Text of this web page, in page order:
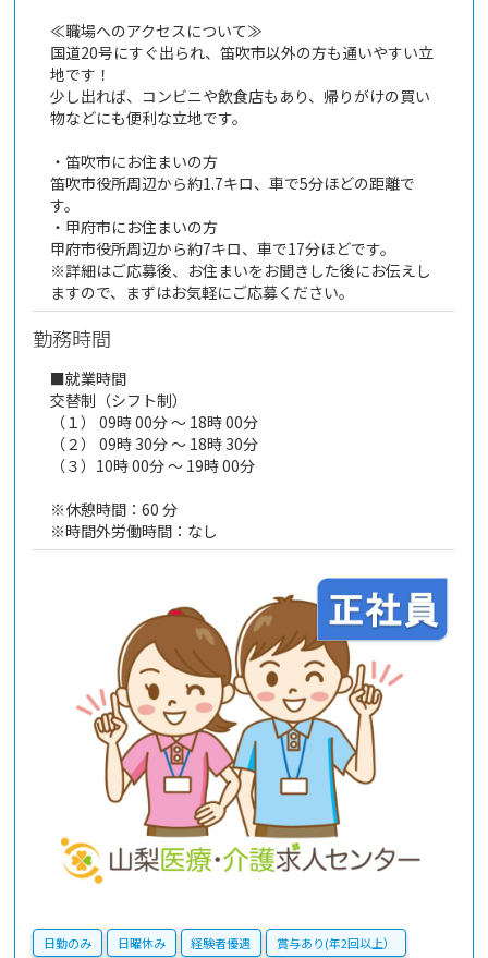
≪職場へのアクセスについて≫
国道20号にすぐ出られ、笛吹市以外の方も通いやすい立
地です！
少し出れば、コンビニや飲食店もあり、帰りがけの買い
物などにも便利な立地です。
・笛吹市にお住まいの方
笛吹市役所周辺から約1.7キロ、車で5分ほどの距離で
す。
・甲府市にお住まいの方
甲府市役所周辺から約7キロ、車で17分ほどです。
※詳細はご応募後、お住まいをお聞きした後にお伝えし
ますので、まずはお気軽にご応募ください。
勤務時間
■就業時間
交替制（シフト制）
（１） 09時 00分 ～ 18時 00分
（２） 09時 30分 ～ 18時 30分
（３）10時 00分 ～ 19時 00分
※休憩時間：60 分
※時間外労働時間：なし
日勤のみ 日曜休み 経験者優遇 賞与あり(年2回以上）